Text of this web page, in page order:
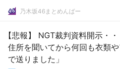
乃木坂46まとめんばー
【悲報】 NGT裁判資料開示・
住所を聞いてから何回も衣類
で送りました」